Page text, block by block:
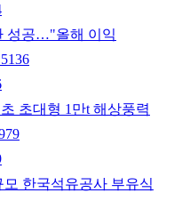
성공…"올해 이익
5136
초대형 1만t 해상풍력
한국석유공사 부유식